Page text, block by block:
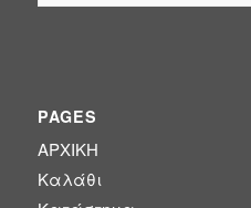
PAGES
ΑΡΧΙΚΗ
Καλάθι